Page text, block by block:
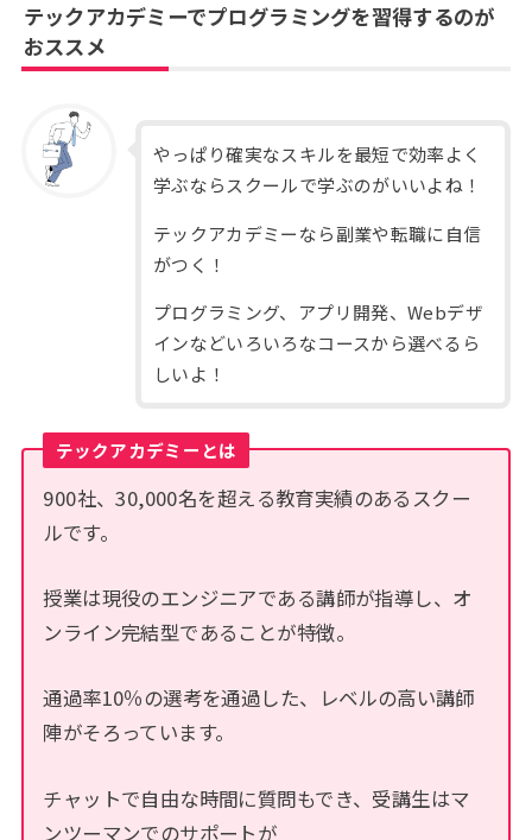
テックアカデミーでプログラミングを習得するのが
おススメ
やっぱり確実なスキルを最短で効率よく
学ぶならスクールで学ぶのがいいよね！
テックアカデミーなら副業や転職に自信
がつく！
プログラミング、アプリ開発、Webデザ
インなどいろいろなコースから選べるら
しいよ！
テックアカデミーとは
900社、30,000名を超える教育実績のあるスクー
ルです。
授業は現役のエンジニアである講師が指導し、オ
ンライン完結型であることが特徴。
通過率10％の選考を通過した、レベルの高い講師
陣がそろっています。
チャットで自由な時間に質問もでき、受講生はマ
ンツーマンでのサポートが